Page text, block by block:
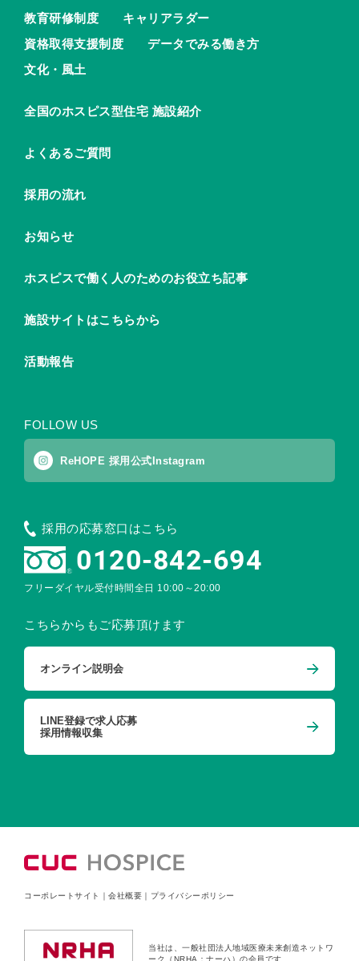
教育研修制度
キャリアラダー
資格取得支援制度
データでみる働き方
文化・風土
全国のホスピス型住宅 施設紹介
よくあるご質問
採用の流れ
お知らせ
ホスピスで働く人のためのお役立ち記事
施設サイトはこちらから
活動報告
FOLLOW US
ReHOPE 採用公式Instagram
採用の応募窓口はこちら
0120-842-694
フリーダイヤル受付時間全日 10:00～20:00
こちらからもご応募頂けます
オンライン説明会
LINE登録で求人応募
採用情報収集
コーポレートサイト ｜ 会社概要 ｜ プライバシーポリシー
当社は、一般社団法人地域医療未来創造ネットワ
ーク（NRHA：ナーハ）の会員です